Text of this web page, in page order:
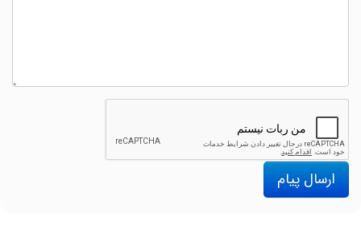
ارسال پیام